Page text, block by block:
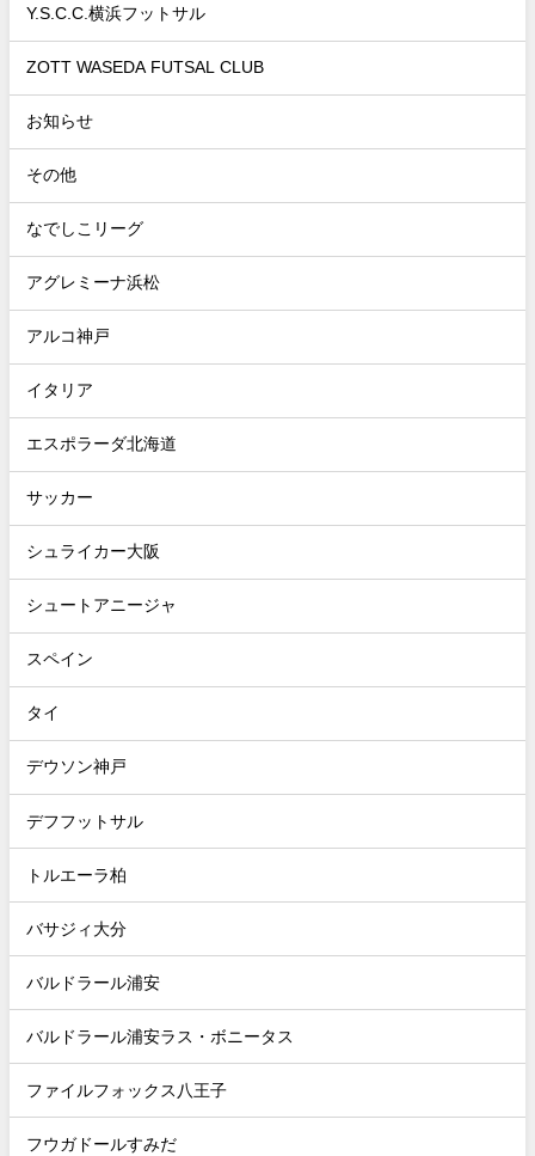
Y.S.C.C.横浜フットサル
ZOTT WASEDA FUTSAL CLUB
お知らせ
その他
なでしこリーグ
アグレミーナ浜松
アルコ神戸
イタリア
エスポラーダ北海道
サッカー
シュライカー大阪
シュートアニージャ
スペイン
タイ
デウソン神戸
デフフットサル
トルエーラ柏
バサジィ大分
バルドラール浦安
バルドラール浦安ラス・ボニータス
ファイルフォックス八王子
フウガドールすみだ